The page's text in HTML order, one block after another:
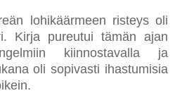
lohikäärmeen risteys oli
Kirja pureutui tämän ajan
kiinnostavalla ja
oli sopivasti ihastumisia